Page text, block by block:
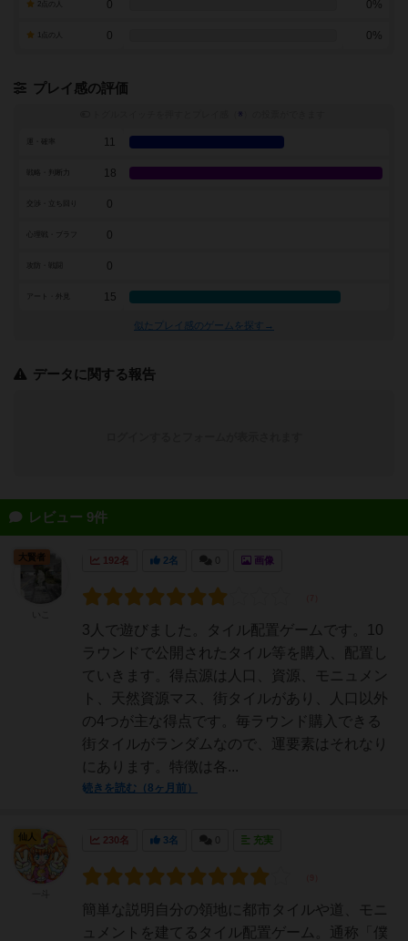
0 0%
0 0%
プレイ感の評価
※
11
戦略・判断力 18
0
0
0
アート・外見 15
似たプレイ感のゲームを探す→
データに関する報告
レビュー 9件
192名 2名 画像
3人で遊びました。タイル配置ゲームです。10
ラウンドで公開されたタイル等を購入、配置し
ていきます。得点源は人口、資源、モニュメン
ト、天然資源マス、街タイルがあり、人口以外
の4つが主な得点です。毎ラウンド購入できる
街タイルがランダムなので、運要素はそれなり
にあります。特徴は各...
続きを読む（8ヶ月前）
大賢者
230名 3名 充実
簡単な説明自分の領地に都市タイルや道、モニ
ュメントを建てるタイル配置ゲーム。通称「僕
仙人